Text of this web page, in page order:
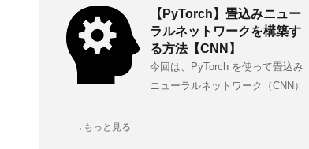
【PyTorch】畳込みニュー
ラルネットワークを構築す
る方法【CNN】
今回は、PyTorch を使って畳込み
ニューラルネットワーク（CNN）
→もっと見る